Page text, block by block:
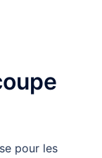
pour les